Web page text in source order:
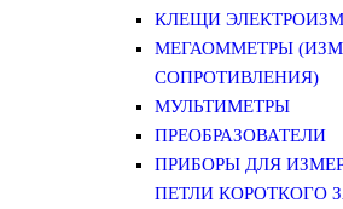
КЛЕЩИ
МЕГАОММЕТРЫ
СОПРОТИВЛЕНИЯ)
МУЛЬТИМЕТРЫ
ПРЕОБРАЗОВАТЕЛИ
ПРИБОРЫ ДЛЯ
ПЕТЛИ КОРОТКОГО